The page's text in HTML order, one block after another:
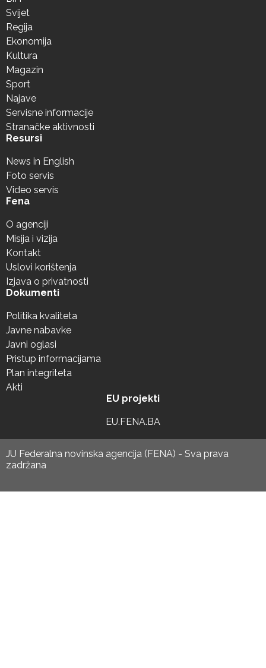
Svijet
Regija
Ekonomija
Kultura
Magazin
Sport
Najave
Servisne informacije
Stranačke aktivnosti
Resursi
News in English
Foto servis
Video servis
Fena
O agenciji
Misija i vizija
Kontakt
Uslovi korištenja
Izjava o privatnosti
Dokumenti
Politika kvaliteta
Javne nabavke
Javni oglasi
Pristup informacijama
Plan integriteta
Akti
EU projekti
EU.FENA.BA
JU Federalna novinska agencija (FENA) - Sva prava
zadržana